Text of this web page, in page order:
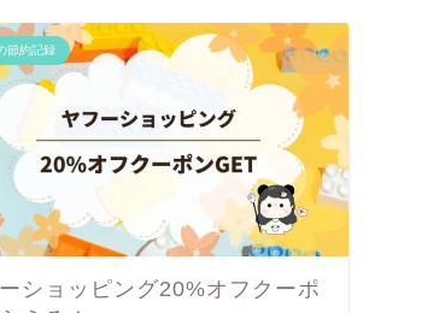
節約記録
ショッピング20%オフクーポ